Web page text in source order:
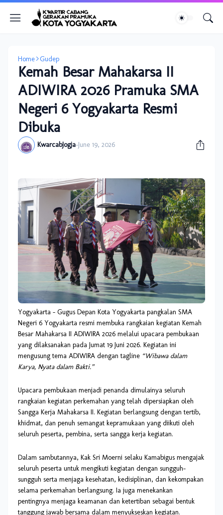
Home Gudep
Kemah Besar Mahakarsa II
ADIWIRA 2026 Pramuka SMA
Negeri 6 Yogyakarta Resmi
Dibuka
KwarcabJogja-June 19, 2026
Yogyakarta – Gugus Depan Kota Yogyakarta pangkalan SMA
Negeri 6 Yogyakarta resmi membuka rangkaian kegiatan Kemah
Besar Mahakarsa II ADIWIRA 2026 melalui upacara pembukaan
yang dilaksanakan pada Jumat 19 Juni 2026. Kegiatan ini
mengusung tema ADIWIRA dengan tagline “Wibawa dalam
Karya, Nyata dalam Bakti.”
Upacara pembukaan menjadi penanda dimulainya seluruh
rangkaian kegiatan perkemahan yang telah dipersiapkan oleh
Sangga Kerja Mahakarsa II. Kegiatan berlangsung dengan tertib,
khidmat, dan penuh semangat kepramukaan yang diikuti oleh
seluruh peserta, pembina, serta sangga kerja kegiatan.
Dalam sambutannya, Kak Sri Moerni selaku Kamabigus mengajak
seluruh peserta untuk mengikuti kegiatan dengan sungguh-
sungguh serta menjaga kesehatan, kedisiplinan, dan kekompakan
selama perkemahan berlangsung. Ia juga menekankan
pentingnya menjaga keamanan dan ketertiban sebagai bentuk
tanggung jawab bersama dalam menyukseskan kegiatan.